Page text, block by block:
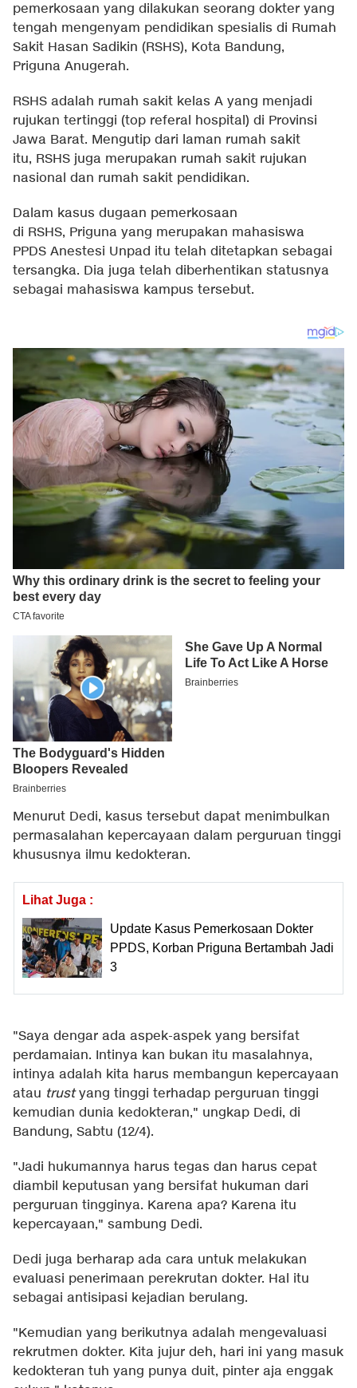
pemerkosaan yang dilakukan seorang dokter yang
tengah mengenyam pendidikan spesialis di Rumah
Sakit Hasan Sadikin (RSHS), Kota Bandung,
Priguna Anugerah.
RSHS adalah rumah sakit kelas A yang menjadi
rujukan tertinggi (top referal hospital) di Provinsi
Jawa Barat. Mengutip dari laman rumah sakit
itu, RSHS juga merupakan rumah sakit rujukan
nasional dan rumah sakit pendidikan.
Dalam kasus dugaan pemerkosaan
di RSHS, Priguna yang merupakan mahasiswa
PPDS Anestesi Unpad itu telah ditetapkan sebagai
tersangka. Dia juga telah diberhentikan statusnya
sebagai mahasiswa kampus tersebut.
Menurut Dedi, kasus tersebut dapat menimbulkan
permasalahan kepercayaan dalam perguruan tinggi
khususnya ilmu kedokteran.
Lihat Juga :
Update Kasus Pemerkosaan Dokter
PPDS, Korban Priguna Bertambah Jadi
3
"Saya dengar ada aspek-aspek yang bersifat
perdamaian. Intinya kan bukan itu masalahnya,
intinya adalah kita harus membangun kepercayaan
atau trustyang tinggi terhadap perguruan tinggi
kemudian dunia kedokteran," ungkap Dedi, di
Bandung, Sabtu (12/4).
"Jadi hukumannya harus tegas dan harus cepat
diambil keputusan yang bersifat hukuman dari
perguruan tingginya. Karena apa? Karena itu
kepercayaan," sambung Dedi.
Dedi juga berharap ada cara untuk melakukan
evaluasi penerimaan perekrutan dokter. Hal itu
sebagai antisipasi kejadian berulang.
"Kemudian yang berikutnya adalah mengevaluasi
rekrutmen dokter. Kita jujur deh, hari ini yang masuk
kedokteran tuh yang punya duit, pinter aja enggak